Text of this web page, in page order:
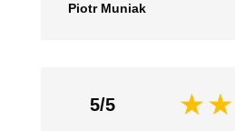
Piotr Muniak
5/5